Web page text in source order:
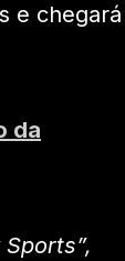
e chegará
da